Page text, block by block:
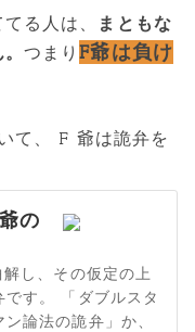
る人は、
まともな
つまりF爺は負け
て、 F 爺は詭弁を
の
し、その仮定の上
す。 「ダブルスタ
論法の詭弁」か、